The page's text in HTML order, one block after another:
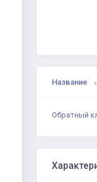
Название
Обратный